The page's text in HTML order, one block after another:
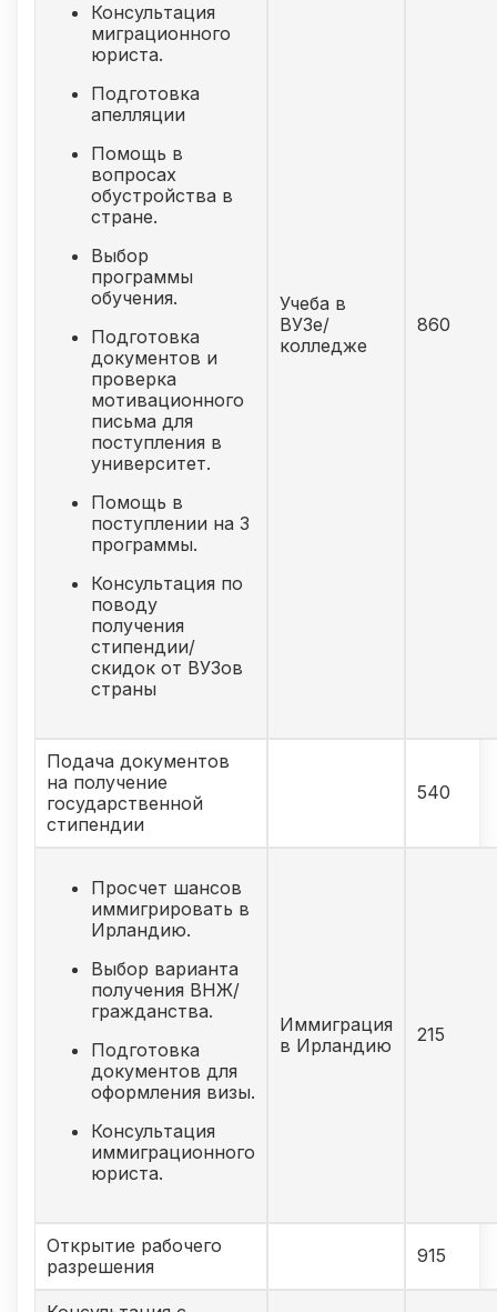
Консультация
миграционного
юриста.
Подготовка
апелляции
Помощь в
вопросах
обустройства в
стране.
Выбор
программы
обучения.
Подготовка
документов и
проверка
мотивационного
письма для
поступления в
университет.
Помощь в
поступлении на 3
программы.
Консультация по
поводу
получения
стипендии/
скидок от ВУЗов
страны
Учеба в
ВУЗе/
колледже
860
Подача документов
на получение
государственной
стипендии
540
Просчет шансов
иммигрировать в
Ирландию.
Выбор варианта
получения ВНЖ/
гражданства.
Подготовка
документов для
оформления визы.
Консультация
иммиграционного
юриста.
Иммиграция
в Ирландию
215
Открытие рабочего
разрешения
915